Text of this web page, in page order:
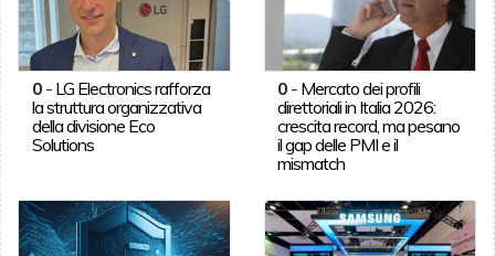
0- LG Electronics rafforza
la struttura organizzativa
della divisione Eco
Solutions
0 - Mercato dei profili
direttoriali in Italia 2026:
crescita record, ma pesano
il gap delle PMI e il
mismatch